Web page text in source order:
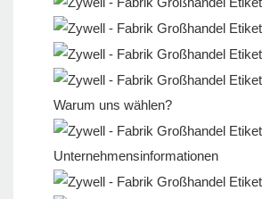
Warum uns wählen?
Unternehmensinformationen